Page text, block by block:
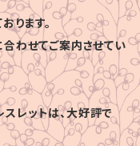
ります。
合わせてご案内させてい
レットは、大好評で